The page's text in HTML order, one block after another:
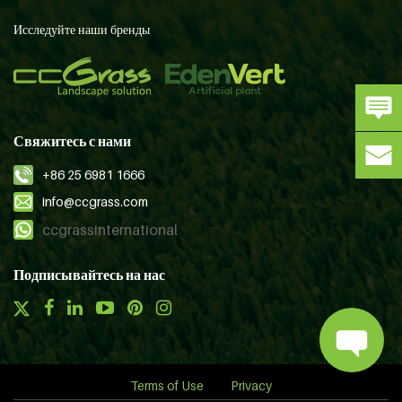
Исследуйте наши бренды
Свяжитесь с нами
+86 25 6981 1666
info@ccgrass.com
ccgrassinternational
Подписывайтесь на нас
Terms of Use Privacy